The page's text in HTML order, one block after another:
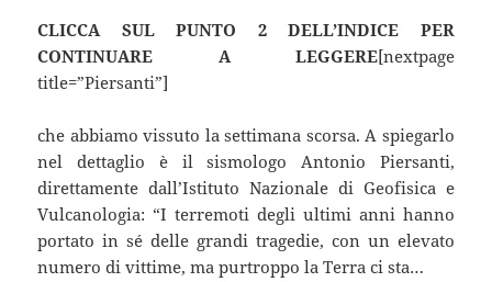
CLICCA SUL PUNTO 2 DELL’INDICE PER
CONTINUARE A LEGGERE[nextpage
title=”Piersanti”]
che abbiamo vissuto la settimana scorsa. A spiegarlo
nel dettaglio è il sismologo Antonio Piersanti,
direttamente dall’Istituto Nazionale di Geofisica e
Vulcanologia: “I terremoti degli ultimi anni hanno
portato in sé delle grandi tragedie, con un elevato
numero di vittime, ma purtroppo la Terra ci sta…